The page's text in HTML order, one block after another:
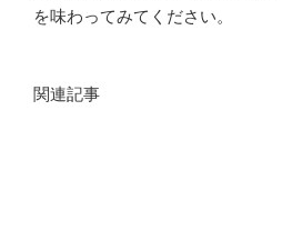
を味わってみてください。
関連記事